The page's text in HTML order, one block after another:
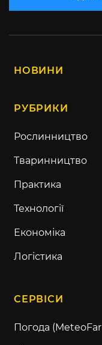
НОВИНИ
РУБРИКИ
Рослинництво
Тваринництво
Практика
Технології
Економіка
Логістика
СЕРВІСИ
Погода